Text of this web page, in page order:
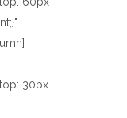
30px